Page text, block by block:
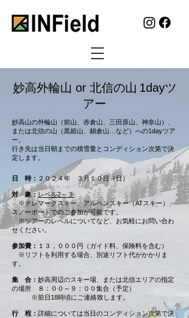
妙高外輪山 or 北信の山 1dayツ
アー
​妙高山の外輪山（前山、赤倉山、三田原山、神奈山）、
または北信の山（黒姫山、鍋倉山…など）への1dayツア
ー。
行き先は当日朝までの積雪量とコンディション次第で決
定します。
日 時： ２０２４年 ３月１０日（日）
対 象： レベル2～３
※テレマークスキー、アルペンスキー（ATスキー）、
スノーボードでのご参加が可能です。
​ ※ツアーのレベルについてなど、お気軽にお問い合わ
せください。
参加費： １３，０００円（ガイド料、保険料を含む）
※リフトを利用する場合、別途リフト代がかかりま
す。
集 合： 妙高周辺のスキー場、または北信エリアの指定
の場所 ８：００～９：００集合（予定）
※前日18時頃にご連絡致します。
行 程： 詳細については当日のコンディション次第で決